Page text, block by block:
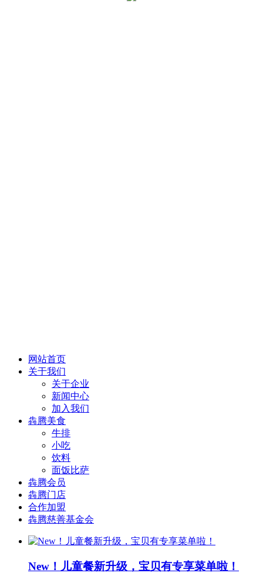
网站首页
关于我们
关于企业
新闻中心
加入我们
犇腾美食
牛排
小吃
饮料
面饭比萨
犇腾会员
犇腾门店
合作加盟
犇腾慈善基金会
New！儿童餐新升级，宝贝有专享菜单啦！